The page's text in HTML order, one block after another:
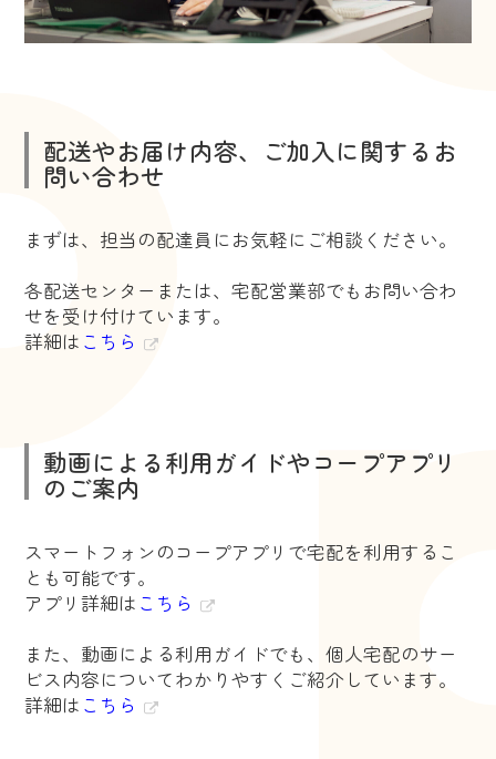
配送やお届け内容、ご加入に関するお
問い合わせ
まずは、担当の配達員にお気軽にご相談ください。
各配送センターまたは、宅配営業部でもお問い合わ
せを受け付けています。
詳細は こちら
動画による利用ガイドやコープアプリ
のご案内
スマートフォンのコープアプリで宅配を利用するこ
とも可能です。
アプリ詳細は こちら
また、動画による利用ガイドでも、個人宅配のサー
ビス内容についてわかりやすくご紹介しています。
詳細は こちら